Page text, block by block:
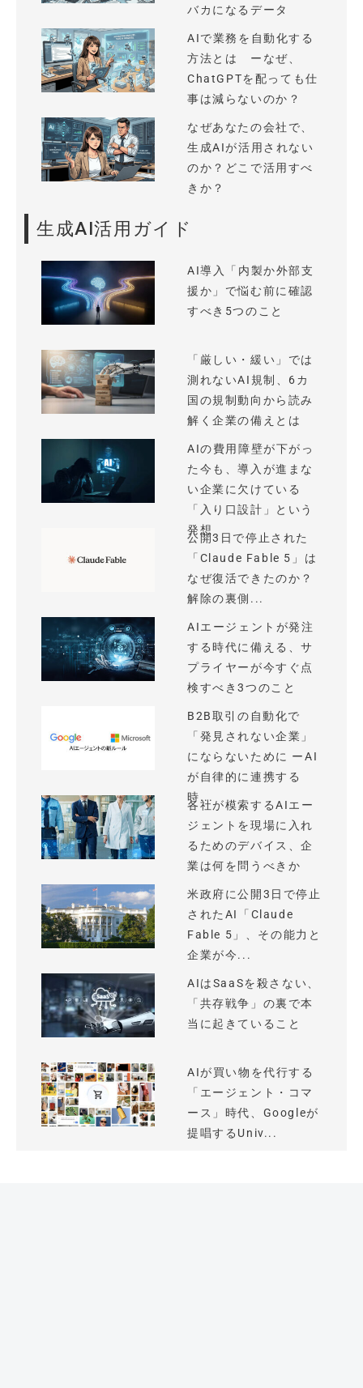
バカになるデータ
AIで業務を自動化する
方法とは ーなぜ、
ChatGPTを配っても仕
事は減らないのか？
なぜあなたの会社で、
生成AIが活用されない
のか？どこで活用すべ
きか？
生成AI活用ガイド
AI導入「内製か外部支
援か」で悩む前に確認
すべき5つのこと
「厳しい・緩い」では
測れないAI規制、6カ
国の規制動向から読み
解く企業の備えとは
AIの費用障壁が下がっ
た今も、導入が進まな
い企業に欠けている
「入り口設計」という
発想
公開3日で停止された
「Claude Fable 5」は
なぜ復活できたのか？
解除の裏側...
AIエージェントが発注
する時代に備える、サ
プライヤーが今すぐ点
検すべき3つのこと
B2B取引の自動化で
「発見されない企業」
にならないために ーAI
が自律的に連携する
時...
各社が模索するAIエー
ジェントを現場に入れ
るためのデバイス、企
業は何を問うべきか
米政府に公開3日で停止
されたAI「Claude
Fable 5」、その能力と
企業が今...
AIはSaaSを殺さない、
「共存戦争」の裏で本
当に起きていること
AIが買い物を代行する
「エージェント・コマ
ース」時代、Googleが
提唱するUniv...